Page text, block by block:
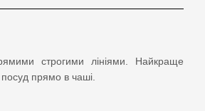
строгими лініями. Найкраще
прямо в чаші.